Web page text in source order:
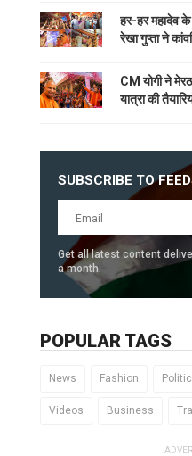
हर-हर महादेव के
रेखा गुप्ता ने
CM योगी ने
यात्रा की
SUBSCRIBE TO
Get all latest content
a month.
POPULAR TAGS
News Fashion
Videos Business